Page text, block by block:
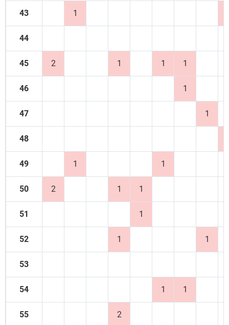
43 1
44
45 2 1 1 1
46 1
47 1
48
49 1 1
50 2 1 1
51 1
52 1 1
53
54 1 1
55 2